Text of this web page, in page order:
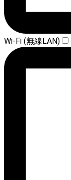
Wi-Fi (無線LAN)